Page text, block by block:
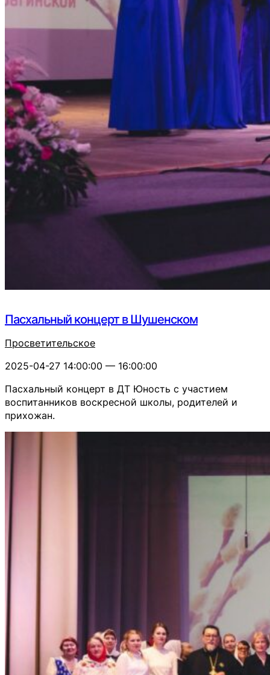
Пасхальный концерт в Шушенском
Просветительское
2025-04-27 14:00:00 — 16:00:00
Пасхальный концерт в ДТ Юность с участием
воспитанников воскресной школы, родителей и
прихожан.